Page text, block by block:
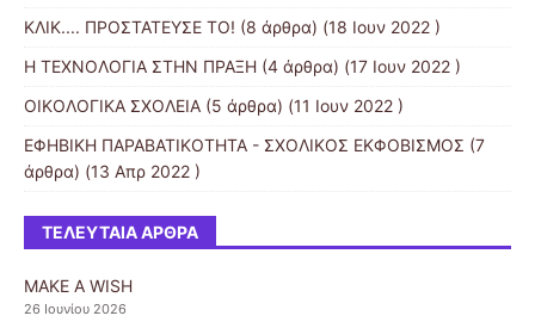
ΚΛΙΚ.... ΠΡΟΣΤΑΤΕΥΣΕ ΤΟ! (8 άρθρα) (18 Ιουν 2022 )
Η ΤΕΧΝΟΛΟΓΙΑ ΣΤΗΝ ΠΡΑΞΗ (4 άρθρα) (17 Ιουν 2022 )
ΟΙΚΟΛΟΓΙΚΑ ΣΧΟΛΕΙΑ (5 άρθρα) (11 Ιουν 2022 )
ΕΦΗΒΙΚΗ ΠΑΡΑΒΑΤΙΚΟΤΗΤΑ - ΣΧΟΛΙΚΟΣ ΕΚΦΟΒΙΣΜΟΣ (7
άρθρα) (13 Απρ 2022 )
ΤΕΛΕΥΤΑΊΑ ΆΡΘΡΑ
MAKE A WISH
26 Ιουνίου 2026